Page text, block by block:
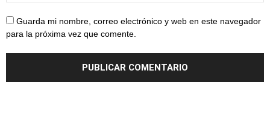
Guarda mi nombre, correo electrónico y web en este navegador
para la próxima vez que comente.